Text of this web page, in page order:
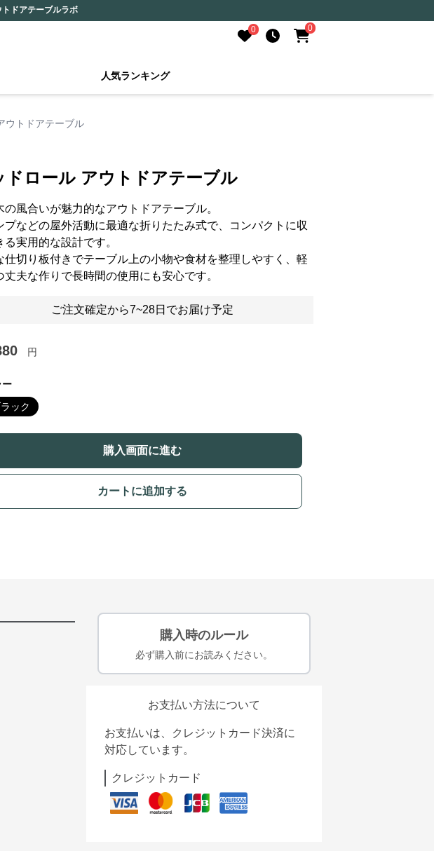
ドアテーブルラボ
0
0
人気ランキング
ウトドアテーブル
ドロール アウトドアテーブル
の風合いが魅力的なアウトドアテーブル。
プなどの屋外活動に最適な折りたたみ式で、コンパクトに収
る実用的な設計です。
仕切り板付きでテーブル上の小物や食材を整理しやすく、軽
丈夫な作りで長時間の使用にも安心です。
ご注文確定から7~28日でお届け予定
円
ー
ック
購入画面に進む
カートに追加する
購入時のルール
必ず購入前にお読みください。
お支払い方法について
お支払いは、クレジットカード決済に
対応しています。
クレジットカード